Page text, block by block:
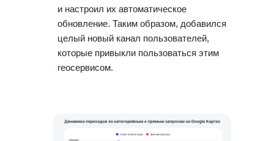
и настроил их автоматическое
обновление. Таким образом, добавился
целый новый канал пользователей,
которые привыкли пользоваться этим
геосервисом.